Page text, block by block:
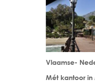
Vlaamse-
Mét kantoor in